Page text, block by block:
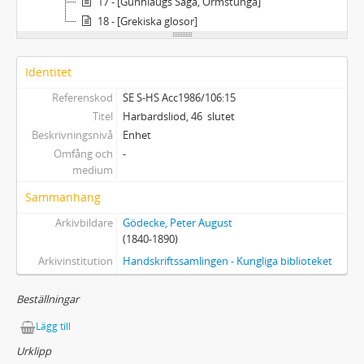
18 - [Grekiska glosor]
Identitet
Referenskod
SE S-HS Acc1986/106:15
Titel
Harbardsliod, 46  slutet
Beskrivningsnivå
Enhet
Omfång och
medium
-
Sammanhang
Arkivbildare
Gödecke, Peter August
(1840-1890)
Arkivinstitution
Handskriftssamlingen - Kungliga biblioteket
Beställningar
Lägg till
Urklipp